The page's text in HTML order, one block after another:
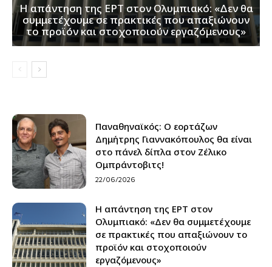
Η απάντηση της ΕΡΤ στον Ολυμπιακό: «Δεν θα
συμμετέχουμε σε πρακτικές που απαξιώνουν
το προϊόν και στοχοποιούν εργαζόμενους»
Παναθηναϊκός: Ο εορτάζων
Δημήτρης Γιαννακόπουλος θα είναι
στο πάνελ δίπλα στον Ζέλικο
Ομπράντοβιτς!
22/06/2026
Η απάντηση της ΕΡΤ στον
Ολυμπιακό: «Δεν θα συμμετέχουμε
σε πρακτικές που απαξιώνουν το
προϊόν και στοχοποιούν
εργαζόμενους»